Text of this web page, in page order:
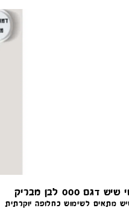
000 לבן מבריק
מתאים לשימוש כחלופה יוקרתית